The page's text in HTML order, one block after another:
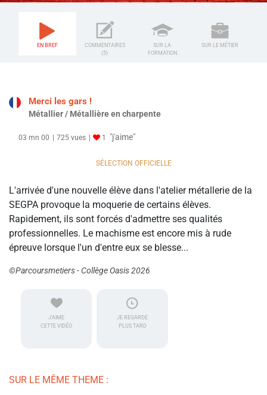
EN BREF
COMMENTAIRES
(5)
SUR LA
FORMATION
SUR LE MÉTIER
Merci les gars !
Métallier / Métallière en charpente
03 mn 00 725 vues 1 "j'aime"
SÉLECTION OFFICIELLE
L'arrivée d'une nouvelle élève dans l'atelier métallerie de la
SEGPA provoque la moquerie de certains élèves.
Rapidement, ils sont forcés d'admettre ses qualités
professionnelles. Le machisme est encore mis à rude
épreuve lorsque l'un d'entre eux se blesse...
©Parcoursmetiers - Collège Oasis 2026
J'AIME
CETTE VIDÉO
JE REGARDE
PLUS TARD
SUR LE MÊME THEME :